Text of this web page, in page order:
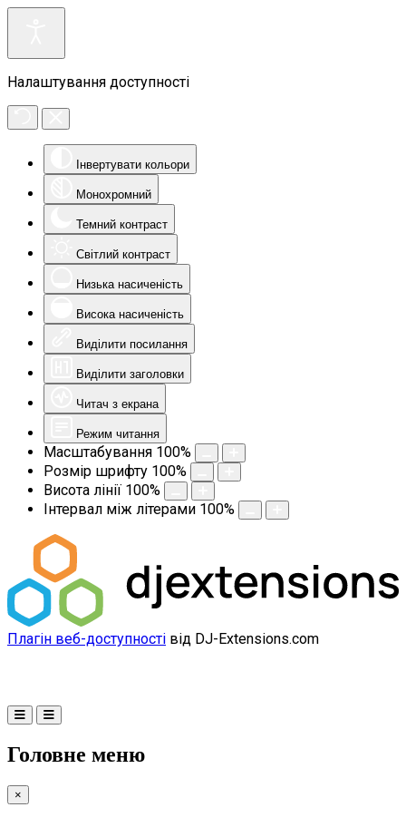
Налаштування доступності
Інвертувати кольори
Монохромний
Темний контраст
Світлий контраст
Низька насиченість
Висока насиченість
Виділити посилання
Виділити заголовки
Читач з екрана
Режим читання
Масштабування 100%
Розмір шрифту 100%
Висота лінії 100%
Інтервал між літерами 100%
Плагін веб-доступності від DJ-Extensions.com
Головне меню
×